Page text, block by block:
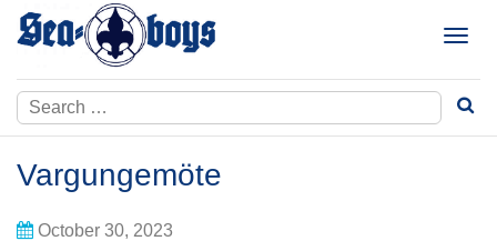
Skip
T
g
l
Search
for:
Vargungemöte
October 30, 2023